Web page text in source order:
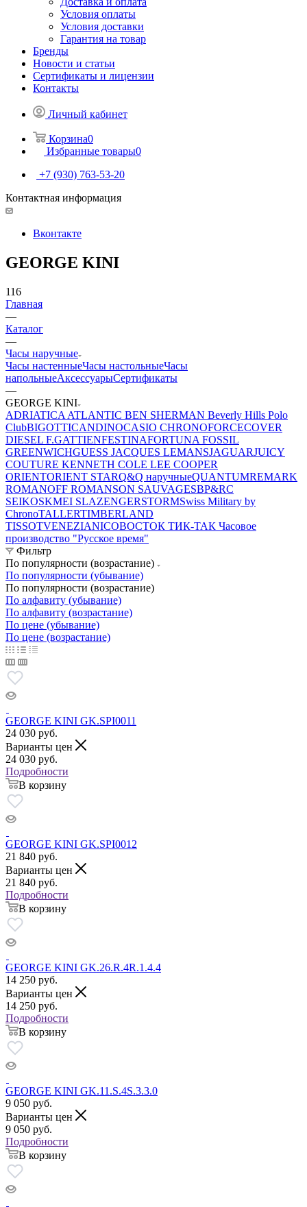
Условия оплаты
Условия доставки
Гарантия на товар
Бренды
Новости и статьи
Сертификаты и лицензии
Контакты
Личный кабинет
Корзина0
Избранные товары0
+7 (930) 763-53-20
Контактная информация
Вконтакте
GEORGE KINI
116
Главная
—
Каталог
—
Часы наручные
Часы настенныеЧасы настольныеЧасы
напольныеАксессуарыСертификаты
—
GEORGE KINI
ADRIATICA ATLANTIC BEN SHERMAN Beverly Hills Polo
ClubBIGOTTICANDINOCASIO CHRONOFORCECOVER
DIESEL F.GATTIENFESTINAFORTUNA FOSSIL
GREENWICHGUESS JACQUES LEMANSJAGUARJUICY
COUTURE KENNETH COLE LEE COOPER
ORIENTORIENT STARQ&Q наручныеQUANTUMREMARK
ROMANOFF ROMANSON SAUVAGESBP&RC
SEIKOSKMEI SLAZENGERSTORMSwiss Military by
ChronoTALLERTIMBERLAND
TISSOTVENEZIANICOВОСТОК ТИК-ТАК Часовое
производство "Русское время"
Фильтр
По популярности (возрастание)
По популярности (убывание)
По популярности (возрастание)
По алфавиту (убывание)
По алфавиту (возрастание)
По цене (убывание)
По цене (возрастание)
GEORGE KINI GK.SPI0011
24 030 руб.
Варианты цен
24 030 руб.
Подробности
В корзину
GEORGE KINI GK.SPI0012
21 840 руб.
Варианты цен
21 840 руб.
Подробности
В корзину
GEORGE KINI GK.26.R.4R.1.4.4
14 250 руб.
Варианты цен
14 250 руб.
Подробности
В корзину
GEORGE KINI GK.11.S.4S.3.3.0
9 050 руб.
Варианты цен
9 050 руб.
Подробности
В корзину